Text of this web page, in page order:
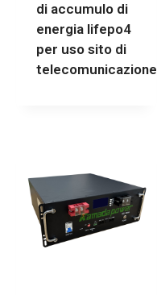
di accumulo di
energia lifepo4
per uso sito di
telecomunicazione